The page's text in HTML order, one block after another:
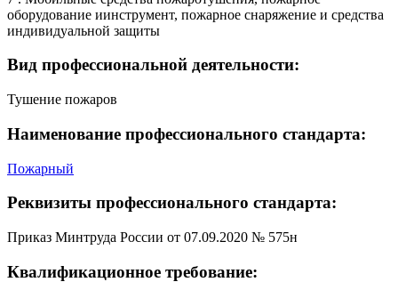
оборудование иинструмент, пожарное снаряжение и средства
индивидуальной защиты
Вид профессиональной деятельности:
Тушение пожаров
Наименование профессионального стандарта:
Пожарный
Реквизиты профессионального стандарта:
Приказ Минтруда России от 07.09.2020 № 575н
Квалификационное требование: